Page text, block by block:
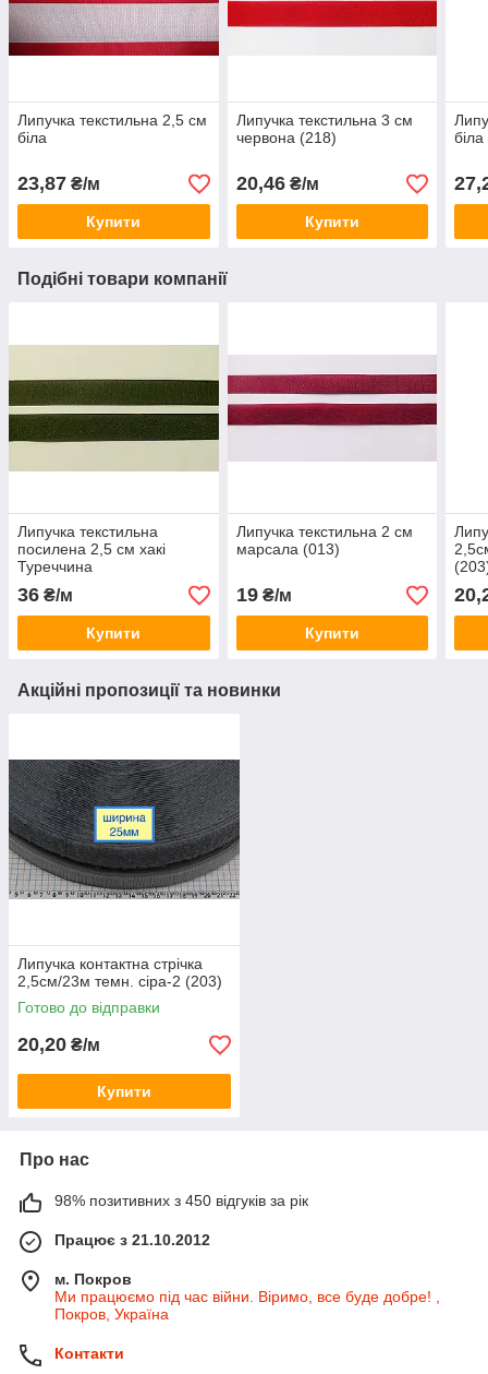
Липучка текстильна 2,5 см
біла
23,87 ₴/м
Купити
Липучка текстильна 3 см
червона (218)
20,46₴/м
Купити
біла
Подібні товари компанії
Липучка текстильна
посилена 2,5 см хакі
Туреччина
36 ₴/м
Купити
Липучка текстильна 2 см
марсала (013)
19₴/м
Купити
Акційні пропозиції та новинки
Липучка контактна стрічка
2,5см/23м темн. сіра-2 (203)
Готово до відправки
20,20 ₴/м
Купити
Про нас
98% позитивних з 450 відгуків за рік
Працює з 21.10.2012
м. Покров
Ми працюємо під час війни. Віримо, все буде добре! ,
Покров, Україна
Контакти